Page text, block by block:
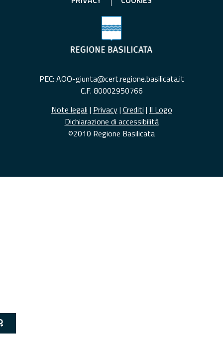
PEC: AOO-giunta@cert.regione.basilicata.it
C.F. 80002950766
Note legali | Privacy| Crediti | Il Logo
Dichiarazione di accessibilità
©2010 Regione Basilicata